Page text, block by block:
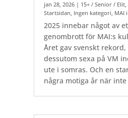
jan 28, 2026 | 15+ / Senior / Elit,
Startsidan, Ingen kategori, MAI
2025 innebar något av
genombrott för MAI:s
Året gav svenskt
dessutom sexa på VM
ute i somras. Och en
några motiga år när